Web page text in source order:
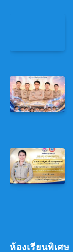
ห้องเรียนพิเศษ